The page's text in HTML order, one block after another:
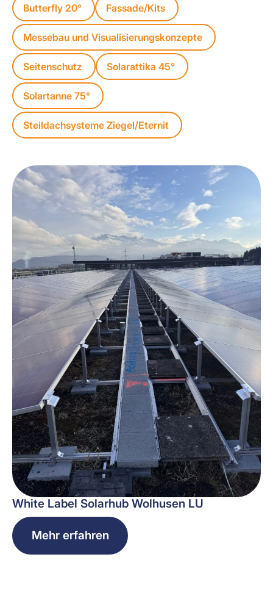
Butterfly 20° Fassade/Kits
Messebau und Visualisierungskonzepte
Seitenschutz Solarattika 45°
Solartanne 75°
Steildachsysteme Ziegel/Eternit
White Label Solarhub Wolhusen LU
Mehr erfahren